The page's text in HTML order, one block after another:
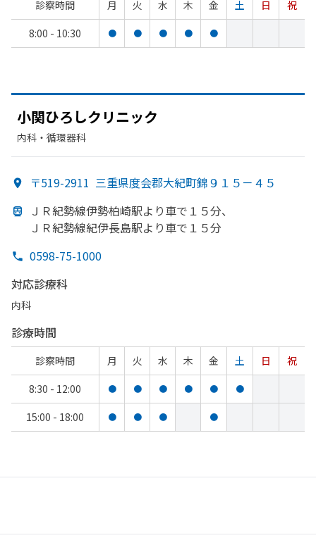
診察時間 月 火 水 木 金 土 日
祝
8:00 - 10:30
● ● ● ● ●
小関ひろしクリニック
内科・​循環器科
〒519-2911 三重県度会郡大紀町錦９１５－４５
ＪＲ紀勢線伊勢柏崎駅より車で １５分、
ＪＲ紀勢線紀伊長島駅より車で １５分
0598-75-1000
対応診療科
内科
診療時間
診察時間 月 火 水 木 金 土 日
祝
8:30 - 12:00
● ● ● ● ● ●
15:00 - 18:00 ● ● ● ●